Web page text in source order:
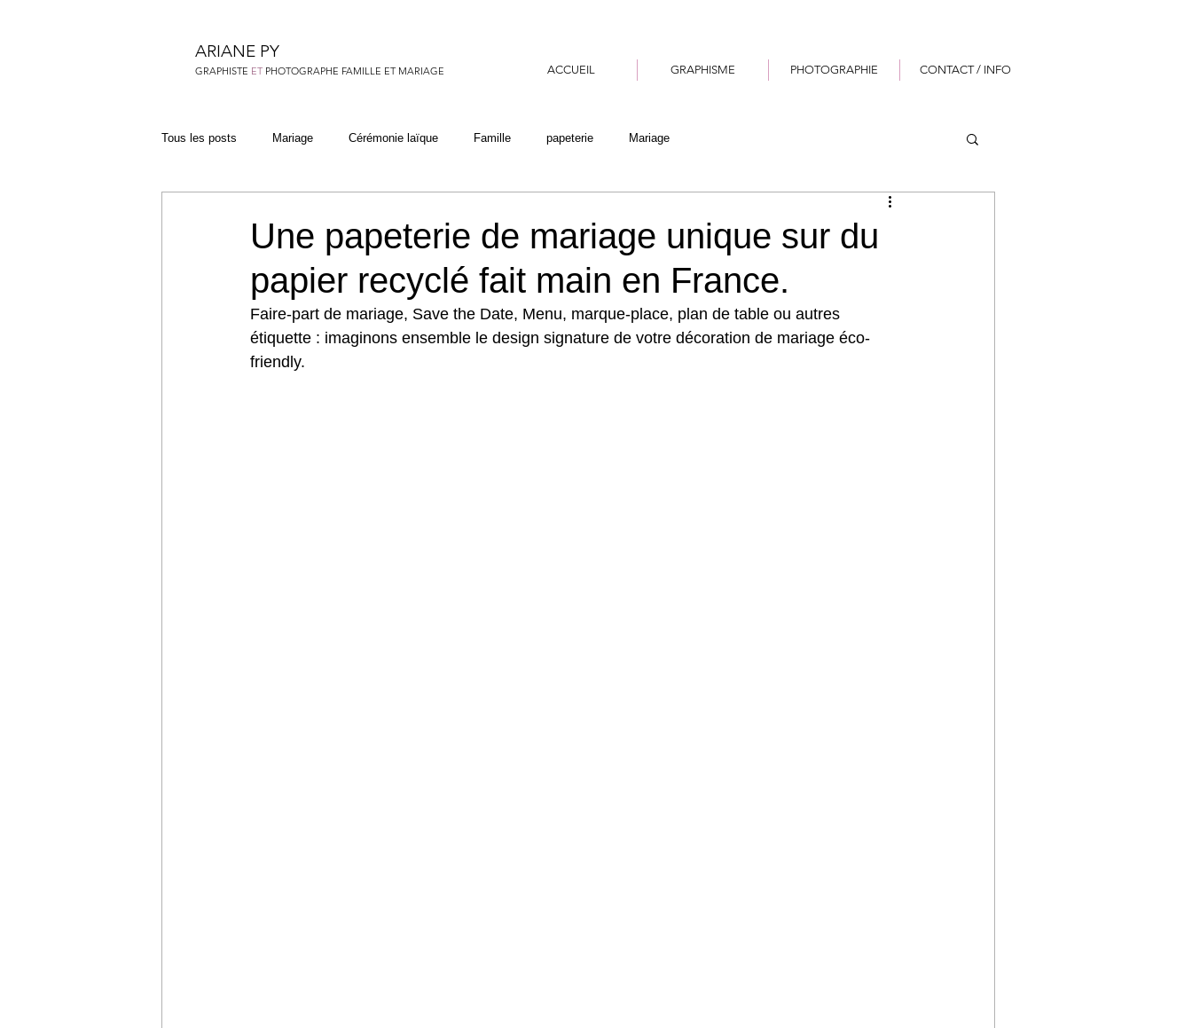
ARIANE PY
GRAPHISTE ET PHOTOGRAPHE FAMILLE ET MARIAGE ACCUEIL GRAPHISME PHOTOGRAPHIE CONTACT / INFO
Tous les posts Mariage Cérémonie laïque Famille papeterie Mariage
Une papeterie de mariage unique sur du
papier recyclé fait main en France.
Faire-part de mariage, Save the Date, Menu, marque-place, plan de table ou autres
étiquette : imaginons ensemble le design signature de votre décoration de mariage éco-
friendly.